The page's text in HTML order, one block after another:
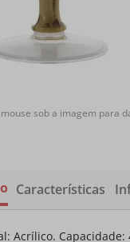
sob a imagem para
Características
Acrílico.